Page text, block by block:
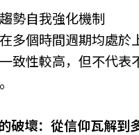
勢自我強化機制
多個時間週期均處於
致性較高，但不代表
破壞：從信仰瓦解到